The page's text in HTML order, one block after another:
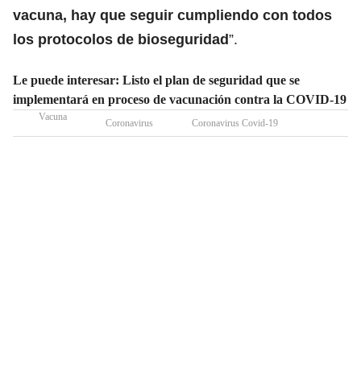
vacuna, hay que seguir cumpliendo con todos
los protocolos de bioseguridad”.
Le puede interesar: Listo el plan de seguridad que se
implementará en proceso de vacunación contra la COVID-19
Vacuna
Coronavirus Coronavirus Covid-19